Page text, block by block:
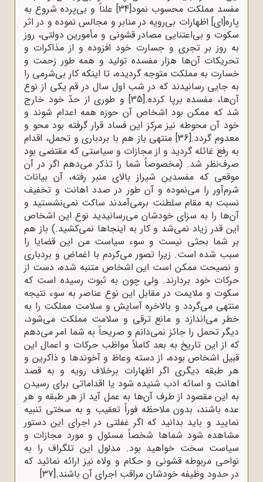
مفسد مملکت محسوب نمود[34]
علناً و بی‌پرده شروع به
پاره[ای] اظهارات بی‌رویه در منابر و مجالس نموده و در اثر
سکوت و بی‌اعتنایی مصادر قشونی و مأمورین دولتی، روز
به روز بر تجری و جسارت خود افزوده و از مذاکرات و
تحریکات آن‌ها هزار مفسده تولید و همه طور زحمت و
خسارت به مملکت متوجه گردیده، تا اینکه کار بی‌شرمی را
به جایی رسانیدند که در شب اول سال در قم یکی از نوع
آن‌ها، مفسده برپا کرده.[35]
و طوری از حدّ خود خارج
شد که ممکن بود اشخاص آن حوزه همه اعدام شوند و
خود آن محوطه نیز مرکز این فساد قرار گرفته بود محو و
معدوم گردد.[36]
منتهی باز هم با بردباری و تحمل، اقدام
به رفع غائله گردید و از مجازات و سیاستی که مقتضی بود
صرف‌نظر شد. (مخصوصاً شما را تذکر می‌دهم اگر در آن
موقعی که مفسدین شیراز بالای منبر رفته، آن بیانات
شرم‌آور را می‌نموده و آن طور در صدد اهانت و تخفیف
نسبت به مقام سلطنت برمی‌آمدند ساکت نمی‌نشستید و
آن‌ها را به سزای خودشان می‌رسانیدید نوع این اشخاص
این قدر زیاد نمی‌شد و کار به اینجاها نمی‌کشید.) باز هم
بر شما بحثی نیست و سوء سیاست من این قضایا را
سبب شده است. زیرا تصور می‌کردم با اغماض و بردباری
و نصیحت ممکن است این اشخاص متنبه شده، دست از
حرکات خود بردارند. ولی چون به ثبوت رسیده است که
سکوت و ملایمت در مقابل این نوع عناصر به سوء نتیجه
منتهی می‌گردد و بالاخره آسایش و سلامت مملکت را به
خطر می‌اندازد و مانع ترقی و سلامت مملکت می‌شود،
دیگر تحمل را جائز نمی‌دانم و صریحاً به شما امر می‌دهم
که از این تاریخ به بعد کاملاً مواظب حرکات و اعمال این
قبیل اشخاص بوده، از دسته وعاظ و آخوندها و ذاکرین و
هر طبقه دیگری اگر اظهارات برخلاف رویه و به قصد
اهانت و اسائه ادب شنیده شود یا اقداماتی برای رسیدن
به این مقصود از طرف آن‌ها به عمل آید از هر طبقه و هر
عده باشند، بدون ملاحظه فوراً تعقیب و به سختی تنبیه
نمایید و باید بدانید که اگر غفلتی در اجرای این دستور
مشاهده شود شماها شخصاً مسئول و مورد مجازات و
سیاست سخت خواهید بود. مدلول این تلگراف را به
نواحی مربوطه قشونی و حکام و ولاه نیز ارائه نمائید که
در حدود وظیفه خودشان مراقب اجرای آن باشند.[37]